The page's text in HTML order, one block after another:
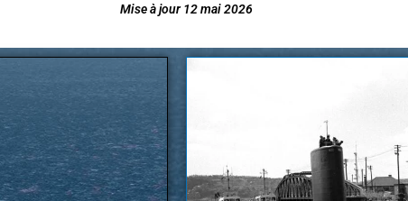
Mise à jour 12 mai 2026